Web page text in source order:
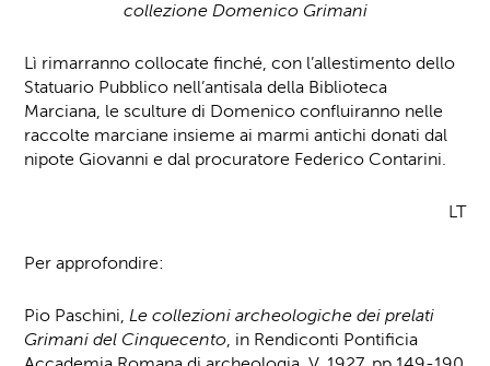
collezione Domenico Grimani
Lì rimarranno collocate finché, con l’allestimento dello
Statuario Pubblico nell’antisala della Biblioteca
Marciana, le sculture di Domenico confluiranno nelle
raccolte marciane insieme ai marmi antichi donati dal
nipote Giovanni e dal procuratore Federico Contarini.
LT
Per approfondire:
Pio Paschini,Le collezioni archeologiche dei prelati
Grimani del Cinquecento, in Rendiconti Pontificia